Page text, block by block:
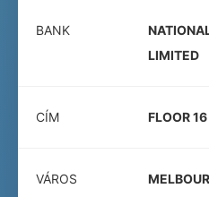
BANK
LIMITED
CÍM FLOOR
VÁROS